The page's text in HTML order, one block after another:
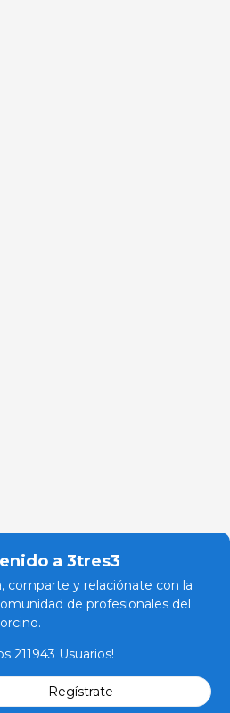
a 3tres3
comparte y relaciónate con la
de profesionales del
211943 Usuarios!
Regístrate